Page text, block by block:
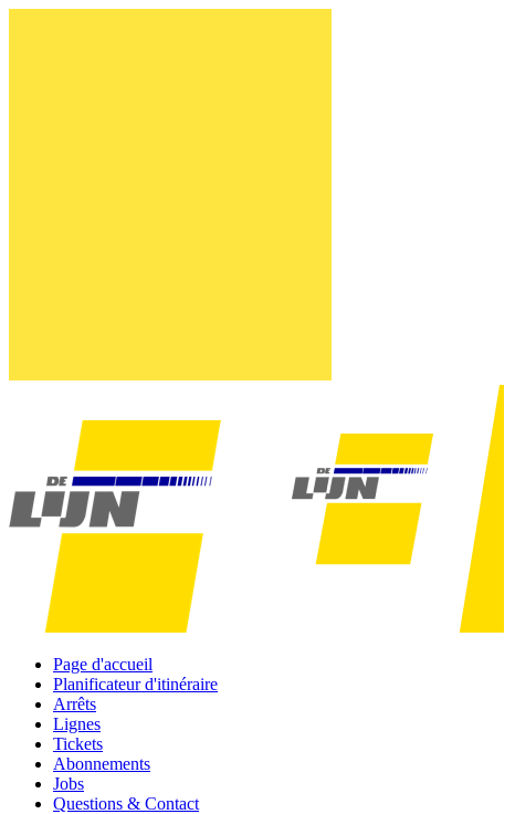
Page d'accueil
Planificateur d'itinéraire
Arrêts
Lignes
Tickets
Abonnements
Jobs
Questions & Contact